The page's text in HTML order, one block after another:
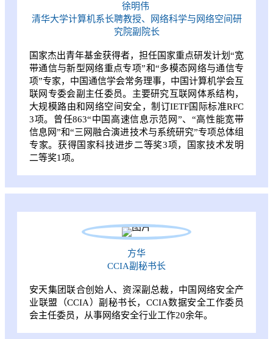
徐明伟
清华大学计算机系长聘教授、网络科学与网络空间研
究院副院长
国家杰出青年基金获得者，担任国家重点研发计划“宽
带通信与新型网络重点专项”和“多模态网络与通信专
项”专家，中国通信学会常务理事，中国计算机学会互
联网专委会副主任委员。主要研究互联网体系结构，
大规模路由和网络空间安全，制订IETF国际标准RFC
3项。曾任863“中国高速信息示范网”、“高性能宽带
信息网”和“三网融合演进技术与系统研究”专项总体组
专家。获得国家科技进步二等奖3项，国家技术发明
二等奖1项。
方华
CCIA副秘书长
安天集团联合创始人、资深副总裁，中国网络安全产
业联盟（CCIA）副秘书长，CCIA数据安全工作委员
会主任委员，从事网络安全行业工作20余年。